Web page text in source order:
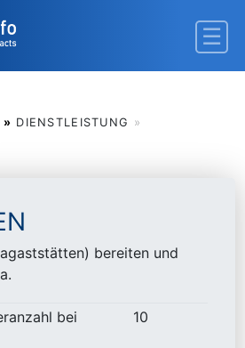
» DIENSTLEISTUNG »
bereiten und
bei
10